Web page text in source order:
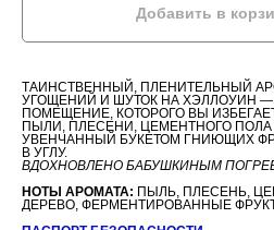
Добавить в
ТАИНСТВЕННЫЙ, ПЛЕНИТЕЛЬНЫЙ
УГОЩЕНИЙ И ШУТОК НА ХЭЛЛОУИН
ПОМЕЩЕНИЕ, КОТОРОГО ВЫ
ПЫЛИ, ПЛЕСЕНИ, ЦЕМЕНТНОГО
УВЕНЧАННЫЙ БУКЕТОМ ГНИЮЩИХ
В УГЛУ.
ВДОХНОВЛЕНО БАБУШКИНЫМ
НОТЫ АРОМАТА: ПЫЛЬ, ПЛЕСЕНЬ,
ДЕРЕВО, ФЕРМЕНТИРОВАННЫЕ